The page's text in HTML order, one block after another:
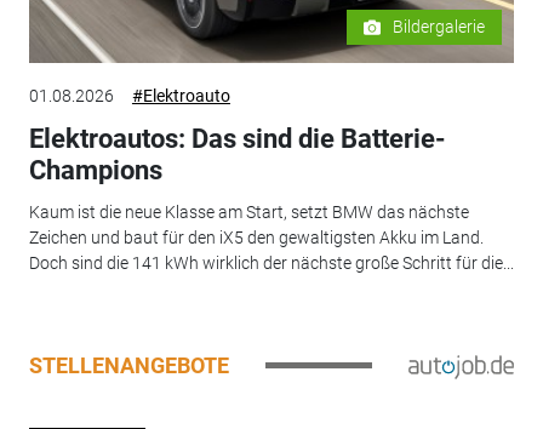
Bildergalerie
01.08.2026 #Elektroauto
Elektroautos: Das sind die Batterie-
Champions
Kaum ist die neue Klasse am Start, setzt BMW das nächste
Zeichen und baut für den iX5 den gewaltigsten Akku im Land.
Doch sind die 141 kWh wirklich der nächste große Schritt für die...
STELLENANGEBOTE